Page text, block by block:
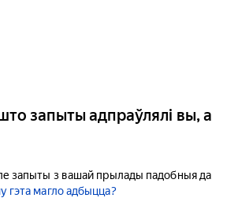
запыты адпраўлялі вы, а
запыты з вашай прылады падобныя да
гэта магло адбыцца?